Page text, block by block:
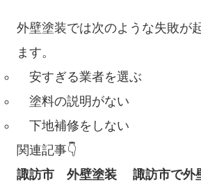
外壁塗装では次のような失敗が
ます。
安すぎる業者を選ぶ
塗料の説明がない
下地補修をしない
関連記事👇
諏訪市 外壁塗装 諏訪市で外